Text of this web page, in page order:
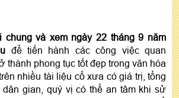
và xem ngày 22 tháng 9 năm
để tiến hành các công việc quan
thành phong tục tốt đẹp trong văn hóa
nhiều tài liệu cổ xưa có giá trị, tổng
gian, quý vị có thể an tâm khi sử